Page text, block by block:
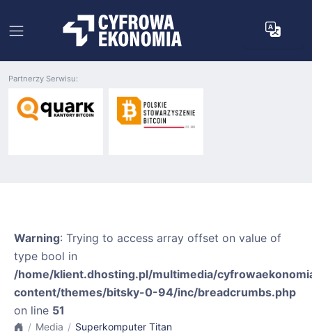
Partnerzy Serwisu:
Warning: Trying to access array offset on value of
type bool in
/home/klient.dhosting.pl/multimedia/
content/themes/bitsky-0-94/inc/breadcrumbs.php
on line 51
Media Superkomputer Titan